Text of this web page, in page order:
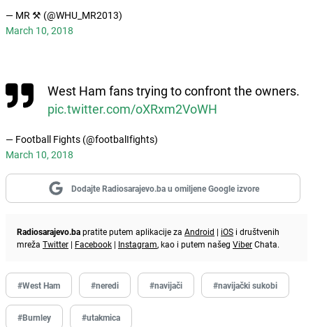
— MR ⚒ (@WHU_MR2013)
March 10, 2018
West Ham fans trying to confront the owners.
pic.twitter.com/oXRxm2VoWH
— Football Fights (@footbalIfights)
March 10, 2018
Dodajte Radiosarajevo.ba u omiljene Google izvore
Radiosarajevo.bapratite putem aplikacije za Android | iOS i društvenih
mreža Twitter | Facebook | Instagram, kao i putem našeg ViberChata.
#West Ham #neredi #navijači #navijački sukobi
#Burnley #utakmica